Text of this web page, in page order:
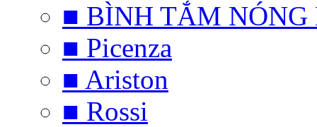
■ BÌNH TẮM
■ Picenza
■ Ariston
■ Rossi